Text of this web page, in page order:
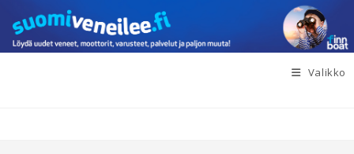
suoraan
sisältöön
Valikko